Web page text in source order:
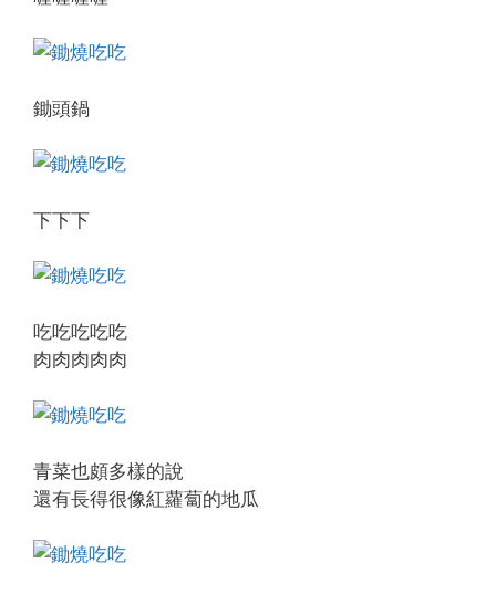
鋤頭鍋
下下下
吃吃吃吃吃
肉肉肉肉肉
青菜也頗多樣的說
還有長得很像紅蘿蔔的地瓜